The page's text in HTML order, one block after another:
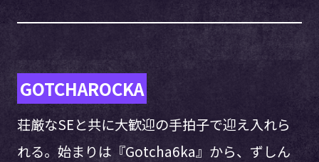
GOTCHAROCKA
荘厳なSEと共に大歓迎の手拍子で迎え入れら
れる。始まりは『Gotcha6ka』から、ずしん